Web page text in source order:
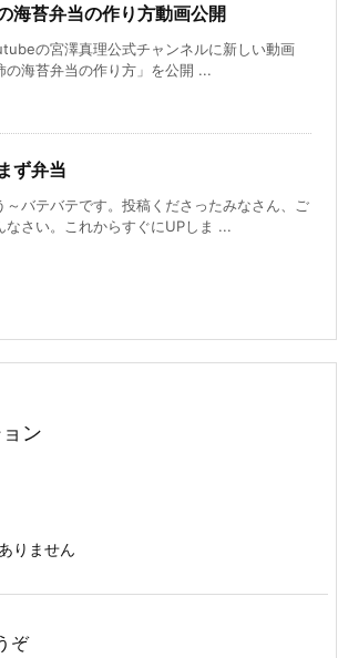
海苔弁当の作り方動画公開
の宮澤真理公式チャンネルに新しい動画
の海苔弁当の作り方」を公開 ...
ず弁当
～バテバテです。投稿くださったみなさん、ご
なさい。これからすぐにUPしま ...
ン
りません
ぞ